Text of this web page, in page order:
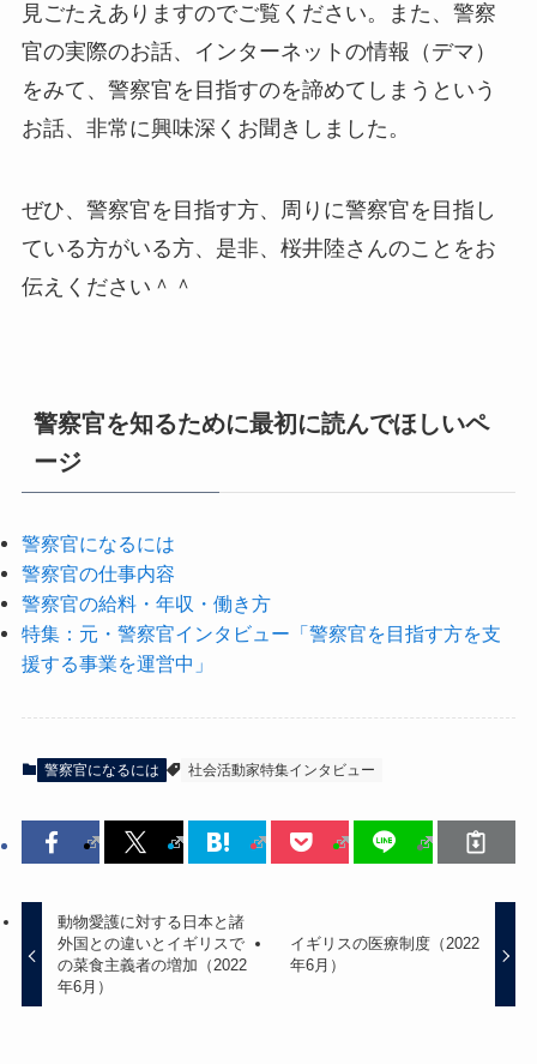
見ごたえありますのでご覧ください。また、警察
官の実際のお話、インターネットの情報（デマ）
をみて、警察官を目指すのを諦めてしまうという
お話、非常に興味深くお聞きしました。
ぜひ、警察官を目指す方、周りに警察官を目指し
ている方がいる方、是非、桜井陸さんのことをお
伝えください＾＾
警察官を知るために最初に読んでほしいペ
ージ
警察官になるには
警察官の仕事内容
警察官の給料・年収・働き方
特集：元・警察官インタビュー「警察官を目指す方を支
援する事業を運営中」
警察官になるには 社会活動家特集インタビュー
動物愛護に対する日本と諸
外国との違いとイギリスで
の菜食主義者の増加（2022
年6月）
イギリスの医療制度（2022
年6月）